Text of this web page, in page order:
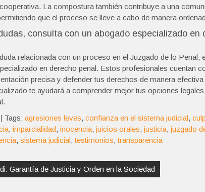
La compostura también contribuye a una
que el proceso se lleve a cabo de manera
consulta con un abogado especializado en
relacionada con un proceso en el Juzgado de lo
en derecho penal. Estos profesionales cuentan
precisa y defender tus derechos de manera
te ayudará a comprender mejor tus opciones
| Tags: agresiones leves, confianza en el sistema judicial,
, imparcialidad, inocencia, juicios orales, justicia, juzgado
, sistema judicial,testimonios,transparencia
Garantía de Justicia y Orden en la Sociedad